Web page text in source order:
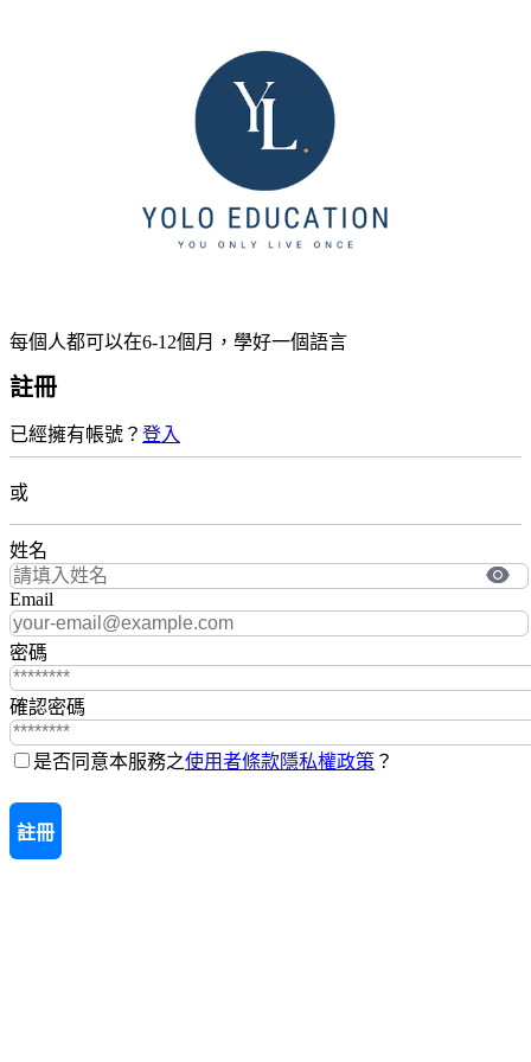
每個人都可以在6-12個月，學好一個語言
註冊
已經擁有帳號？ 登入
或
姓名
Email
密碼
確認密碼
是否同意本服務之使用者條款隱私權政策 ？
註冊